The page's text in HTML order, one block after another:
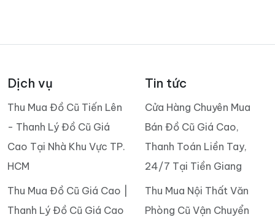
Dịch vụ
Thu Mua Đồ Cũ Tiến Lên
- Thanh Lý Đồ Cũ Giá
Cao Tại Nhà Khu Vực TP.
HCM
Thu Mua Đồ Cũ Giá Cao |
Thanh Lý Đồ Cũ Giá Cao
Tin tức
Cửa Hàng Chuyên Mua
Bán Đồ Cũ Giá Cao,
Thanh Toán Liền Tay,
24/7 Tại Tiền Giang
Thu Mua Nội Thất Văn
Phòng Cũ Vận Chuyển